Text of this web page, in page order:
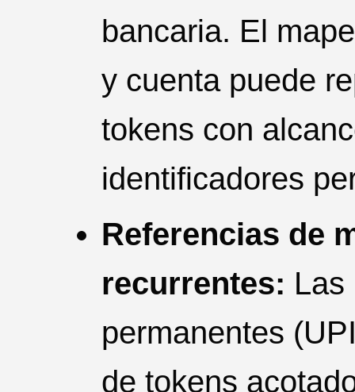
bancaria. El
y cuenta puede
tokens con
identificadores
Referencias de
recurrentes: Las
permanentes
de tokens